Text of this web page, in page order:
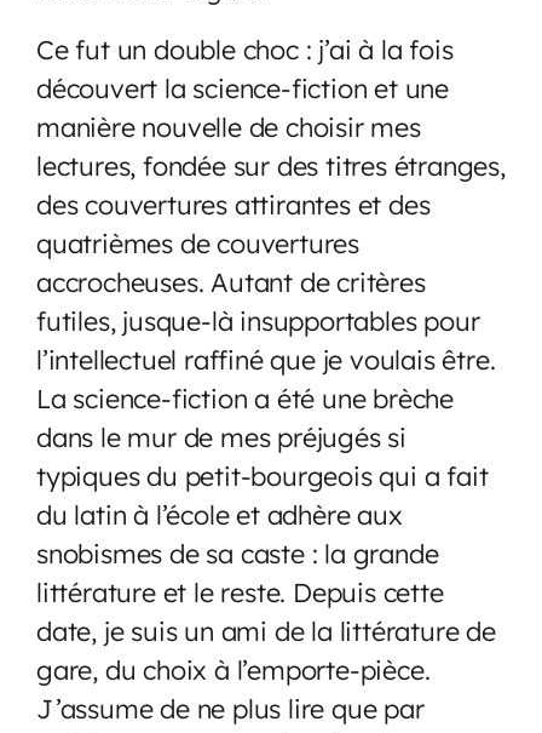
Ce fut un double choc : j’ai à la fois
découvert la science-fiction et une
manière nouvelle de choisir mes
lectures, fondée sur des titres étranges,
des couvertures attirantes et des
quatrièmes de couvertures
accrocheuses. Autant de critères
futiles, jusque-là insupportables pour
l’intellectuel raffiné que je voulais être.
La science-fiction a été une brèche
dans le mur de mes préjugés si
typiques du petit-bourgeois qui a fait
du latin à l’école et adhère aux
snobismes de sa caste : la grande
littérature et le reste. Depuis cette
date, je suis un ami de la littérature de
gare, du choix à l’emporte-pièce.
J’assume de ne plus lire que par